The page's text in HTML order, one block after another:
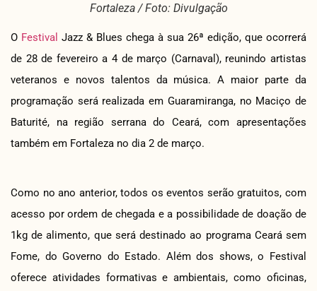
Fortaleza / Foto: Divulgação
O Festival Jazz & Blues chega à sua 26ª edição, que ocorrerá
de 28 de fevereiro a 4 de março (Carnaval), reunindo artistas
veteranos e novos talentos da música. A maior parte da
programação será realizada em Guaramiranga, no Maciço de
Baturité, na região serrana do Ceará, com apresentações
também em Fortaleza no dia 2 de março.
Como no ano anterior, todos os eventos serão gratuitos, com
acesso por ordem de chegada e a possibilidade de doação de
1kg de alimento, que será destinado ao programa Ceará sem
Fome, do Governo do Estado. Além dos shows, o Festival
oferece atividades formativas e ambientais, como oficinas,